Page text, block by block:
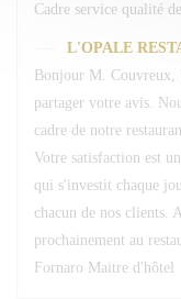
Cadre service qualité
L'OPALE
Bonjour M. Couvreux,
partager votre avis.
cadre de notre
Votre satisfaction est
qui s'investit chaque
chacun de nos clients.
prochainement au
Fornaro Maitre d'hôtel